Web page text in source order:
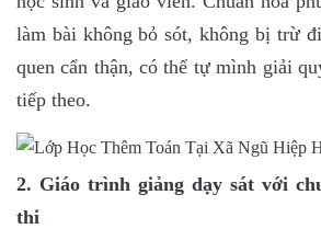
làm bài không bỏ sót, không bị trừ
quen cẩn thận, có thể tự mình giải
tiếp theo.
2. Giáo trình giảng dạy sát với
thi